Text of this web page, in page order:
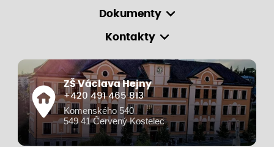
Dokumenty
Kontakty
ZŠ Václava Hejny
+420 491 465 813
Komenského 540
549 41 Červený Kostelec